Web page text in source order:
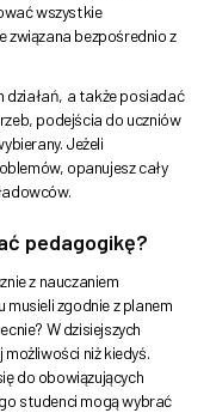
wszystkie
związana bezpośrednio z
działań, a także posiadać
podejścia do uczniów
Jeżeli
opanujesz cały
pedagogikę?
z nauczaniem
musieli zgodnie z planem
W dzisiejszych
niż kiedyś.
do obowiązujących
studenci mogą wybrać